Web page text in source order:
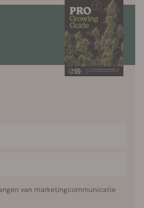
van marketingcommunicatie